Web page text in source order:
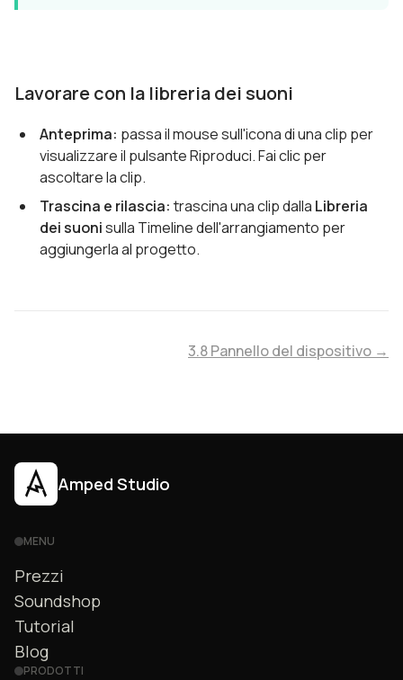
Lavorare con la libreria dei suoni
Anteprima: passa il mouse sull'icona di una clip per
visualizzare il pulsante Riproduci. Fai clic per
ascoltare la clip.
Trascina e rilascia: trascina una clip dalla Libreria
dei suonisulla Timeline dell'arrangiamento per
aggiungerla al progetto.
3.8 Pannello del dispositivo →
Amped Studio
MENU
Prezzi
Soundshop
Tutorial
Blog
PRODOTTI